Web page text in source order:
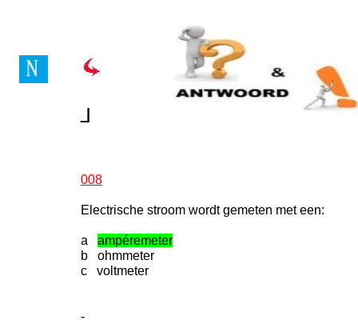
008
Electrische stroom wordt gemeten met een:
a ampéremeter
b ohmmeter
c voltmeter
-
┘
Vragenboek Novice
┘